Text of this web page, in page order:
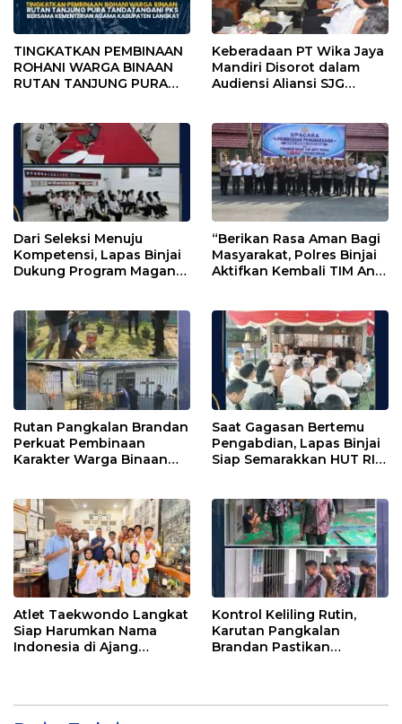
TINGKATKAN PEMBINAAN
ROHANI WARGA BINAAN
RUTAN TANJUNG PURA
AGAMA KABUPATEN
LANGKAT
Keberadaan PT Wika Jaya
Mandiri Disorot dalam
Audiensi Aliansi SJG
Dari Seleksi Menuju
Kompetensi, Lapas Binjai
Dukung Program Magang
“Berikan Rasa Aman Bagi
Masyarakat, Polres Binjai
Aktifkan Kembali TIM Anti
Rutan Pangkalan Brandan
Perkuat Pembinaan
Karakter Warga Binaan
Saat Gagasan Bertemu
Pengabdian, Lapas Binjai
Siap Semarakkan HUT RI
Atlet Taekwondo Langkat
Siap Harumkan Nama
Indonesia di Ajang
Kontrol Keliling Rutin,
Karutan Pangkalan
Brandan Pastikan